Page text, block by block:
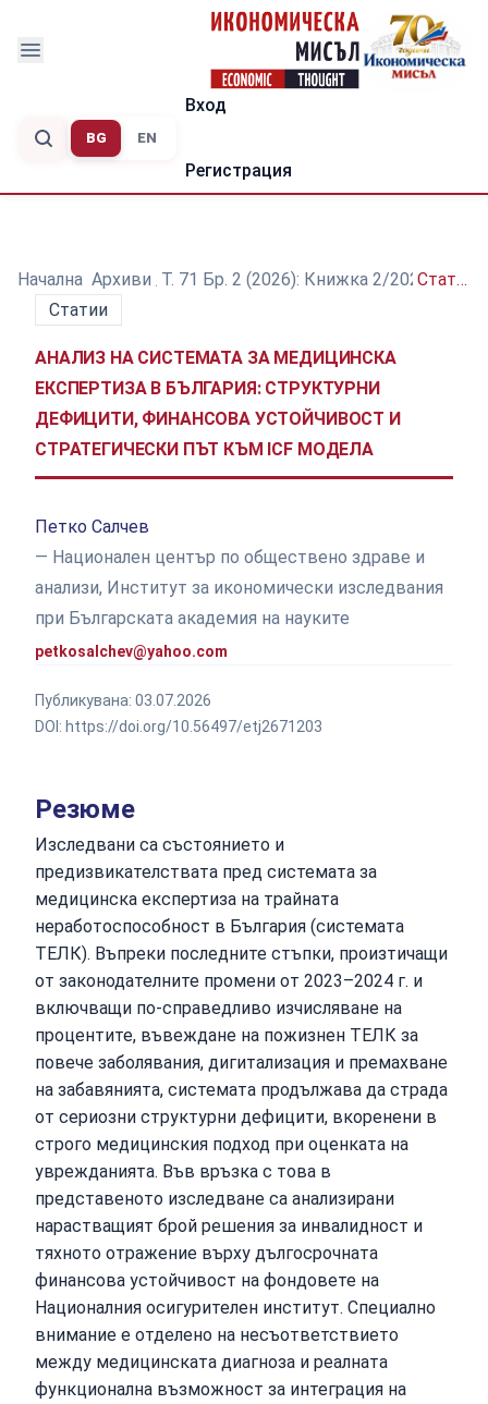
BG EN
Вход
Регистрация
Начална /Архиви /Т. 71 Бр. 2 (2026): Книжка 2/2026 /
Статии
Статии
АНАЛИЗ НА СИСТЕМАТА ЗА МЕДИЦИНСКА
ЕКСПЕРТИЗА В БЪЛГАРИЯ: СТРУКТУРНИ
ДЕФИЦИТИ, ФИНАНСОВА УСТОЙЧИВОСТ И
СТРАТЕГИЧЕСКИ ПЪТ КЪМ ICF МОДЕЛА
Петко Салчев
— Националeн център по обществено здраве и
анализи, Институт за икономически изследвания
при Българската академия на науките
petkosalchev@yahoo.com
Публикувана: 03.07.2026
DOI: https://doi.org/10.56497/etj2671203
Резюме
Изследвани са състоянието и
предизвикателствата пред системата за
медицинска експертиза на трайната
неработоспособност в България (системата
ТЕЛК). Въпреки последните стъпки, произтичащи
от законодателните промени от 2023–2024 г. и
включващи по-справедливо изчисляване на
процентите, въвеждане на пожизнен ТЕЛК за
повече заболявания, дигитализация и премахване
на забавянията, системата продължава да страда
от сериозни структурни дефицити, вкоренени в
строго медицинския подход при оценката на
уврежданията. Във връзка с това в
представеното изследване са анализирани
нарастващият брой решения за инвалидност и
тяхното отражение върху дългосрочната
финансова устойчивост на фондовете на
Националния осигурителен институт. Специално
внимание е отделено на несъответствието
между медицинската диагноза и реалната
функционална възможност за интеграция на